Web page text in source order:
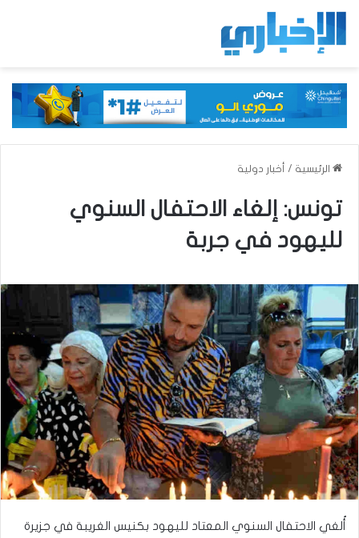
الرئيسية / أخبار دولية
تونس: إلغاء الاحتفال السنوي
لليهود في جربة
أُلغي الاحتفال السنوي المعتاد لليهود بكنيس الغريبة في جزيرة